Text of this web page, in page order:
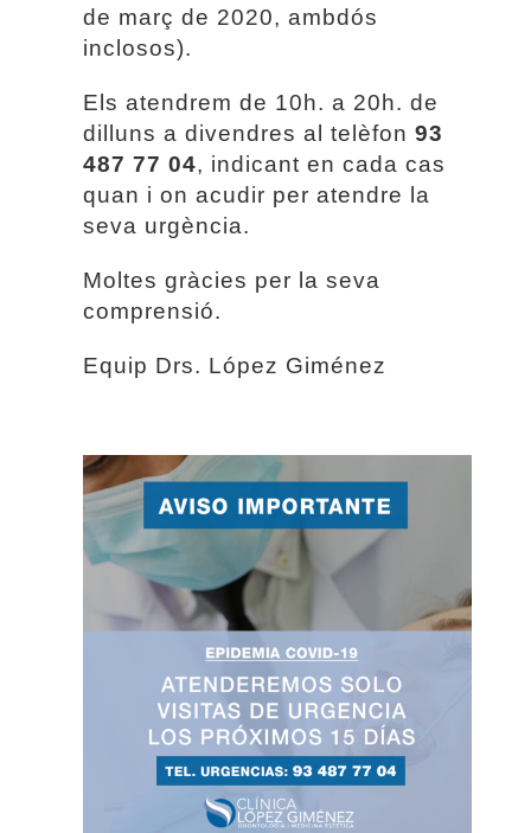
de març de 2020, ambdós
inclosos).
Els atendrem de 10h. a 20h. de
dilluns a divendres al telèfon 93
487 77 04, indicant en cada cas
quan i on acudir per atendre la
seva urgència.
Moltes gràcies per la seva
comprensió.
Equip Drs. López Giménez